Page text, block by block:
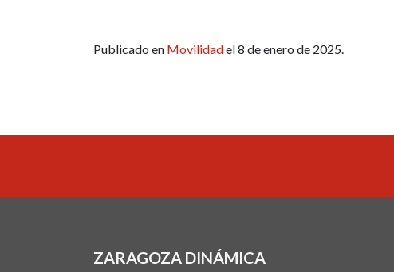
Publicado en Movilidadel 8 de enero de 2025.
ZARAGOZA DINÁMICA